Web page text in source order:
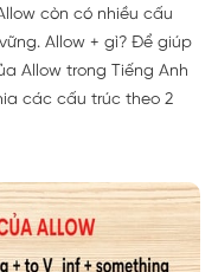
còn có nhiều cấu
Allow + gì? Để giúp
Allow trong Tiếng Anh
các cấu trúc theo 2